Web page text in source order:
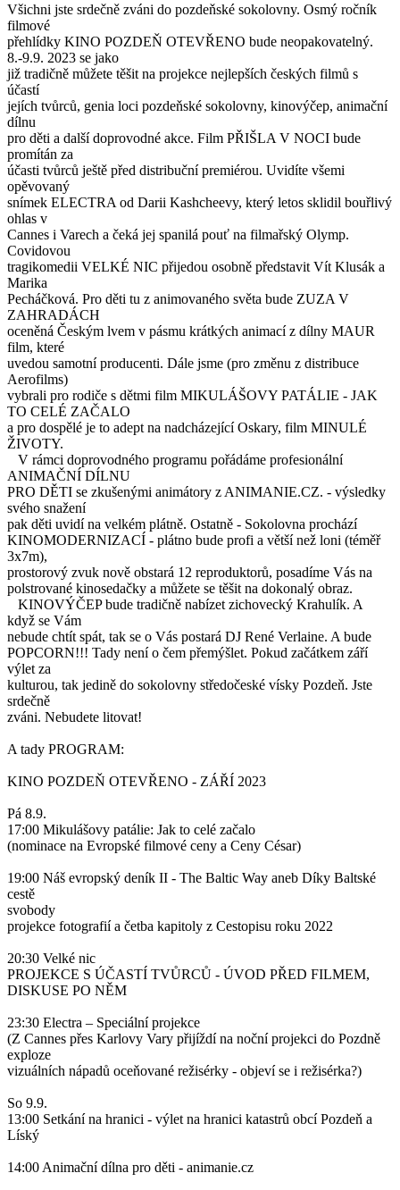
Všichni jste srdečně zváni do pozdeňské sokolovny. Osmý ročník
filmové
přehlídky KINO POZDEŇ OTEVŘENO bude neopakovatelný.
8.-9.9. 2023 se jako
již tradičně můžete těšit na projekce nejlepších českých filmů s
účastí
jejích tvůrců, genia loci pozdeňské sokolovny, kinovýčep, animační
dílnu
pro děti a další doprovodné akce. Film PŘIŠLA V NOCI bude
promítán za
účasti tvůrců ještě před distribuční premiérou. Uvidíte všemi
opěvovaný
snímek ELECTRA od Darii Kashcheevy, který letos sklidil bouřlivý
ohlas v
Cannes i Varech a čeká jej spanilá pouť na filmařský Olymp.
Covidovou
tragikomedii VELKÉ NIC přijedou osobně představit Vít Klusák a
Marika
Pecháčková. Pro děti tu z animovaného světa bude ZUZA V
ZAHRADÁCH
oceněná Českým lvem v pásmu krátkých animací z dílny MAUR
film, které
uvedou samotní producenti. Dále jsme (pro změnu z distribuce
Aerofilms)
vybrali pro rodiče s dětmi film MIKULÁŠOVY PATÁLIE - JAK
TO CELÉ ZAČALO
a pro dospělé je to adept na nadcházející Oskary, film MINULÉ
ŽIVOTY.
V rámci doprovodného programu pořádáme profesionální
ANIMAČNÍ DÍLNU
PRO DĚTI se zkušenými animátory z ANIMANIE.CZ. - výsledky
svého snažení
pak děti uvidí na velkém plátně. Ostatně - Sokolovna prochází
KINOMODERNIZACÍ - plátno bude profi a větší než loni (téměř
3x7m),
prostorový zvuk nově obstará 12 reproduktorů, posadíme Vás na
polstrované kinosedačky a můžete se těšit na dokonalý obraz.
KINOVÝČEP bude tradičně nabízet zichovecký Krahulík. A
když se Vám
nebude chtít spát, tak se o Vás postará DJ René Verlaine. A bude
POPCORN!!! Tady není o čem přemýšlet. Pokud začátkem září
výlet za
kulturou, tak jedině do sokolovny středočeské vísky Pozdeň. Jste
srdečně
zváni. Nebudete litovat!
A tady PROGRAM:
KINO POZDEŇ OTEVŘENO - ZÁŘÍ 2023
Pá 8.9.
17:00 Mikulášovy patálie: Jak to celé začalo
(nominace na Evropské filmové ceny a Ceny César)
19:00 Náš evropský deník II - The Baltic Way aneb Díky Baltské
cestě
svobody
projekce fotografií a četba kapitoly z Cestopisu roku 2022
20:30 Velké nic
PROJEKCE S ÚČASTÍ TVŮRCŮ - ÚVOD PŘED FILMEM,
DISKUSE PO NĚM
23:30 Electra – Speciální projekce
(Z Cannes přes Karlovy Vary přijíždí na noční projekci do Pozdně
exploze
vizuálních nápadů oceňované režisérky - objeví se i režisérka?)
So 9.9.
13:00 Setkání na hranici - výlet na hranici katastrů obcí Pozdeň a
Líský
14:00 Animační dílna pro děti - animanie.cz